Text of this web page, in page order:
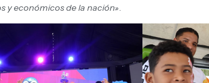
y económicos de la nación».